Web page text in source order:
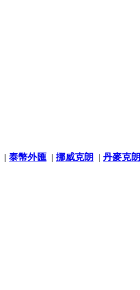
| 泰幣外匯 | 挪威克朗 | 丹麥克朗